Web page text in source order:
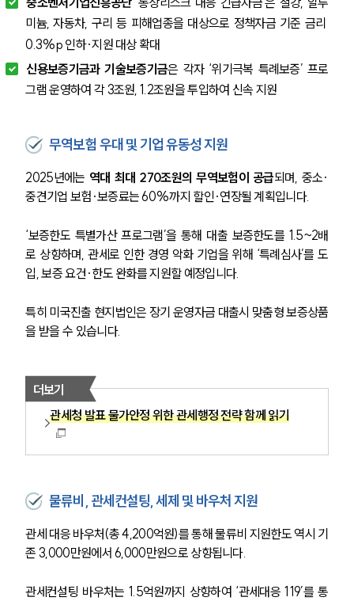
미늄, 자동차, 구리 등 피해업종을 대상으로 정책자금 기준 금리
0.3%p 인하·지원 대상 확대
신용보증기금과 기술보증기금은 각자 ‘위기극복 특례보증’ 프로
그램 운영하여 각 3조원, 1.2조원을 투입하여 신속 지원
무역보험 우대 및 기업 유동성 지원
2025년에는 역대 최대 270조원의 무역보험이 공급되며, 중소·
중견기업 보험·보증료는 60%까지 할인·연장될 계획입니다.
‘보증한도 특별가산 프로그램’을 통해 대출 보증한도를 1.5~2배
로 상향하며, 관세로 인한 경영 악화 기업을 위해 ‘특례심사’를 도
입, 보증 요건·한도 완화를 지원할 예정입니다.
특히 미국진출 현지법인은 장기 운영자금 대출시 맞춤형 보증상품
을 받을 수 있습니다.
더보기
관세청 발표 물가안정 위한 관세행정 전략 함께 읽기
물류비, 관세컨설팅, 세제 및 바우처 지원
관세 대응 바우처(총 4,200억원)를 통해 물류비 지원한도 역시 기
존 3,000만원에서 6,000만원으로 상향됩니다.
관세컨설팅 바우처는 1.5억원까지 상향하여 ‘관세대응 119’를 통